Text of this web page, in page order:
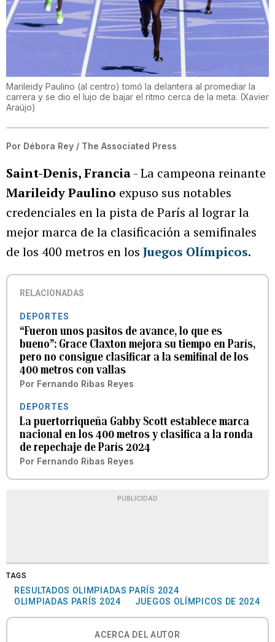
Marileidy Paulino (al centro) tomó la delantera al promediar la
carrera y se dio el lujo de bajar el ritmo cerca de la meta. (Xavier
Araújo)
Por Débora Rey / The Associated Press
Saint-Denis, Francia- La campeona reinante
Marileidy Paulino expuso sus notables
credenciales en la pista de París al lograr la
mejor marca de la clasificación a semifinales
de los 400 metros en los Juegos Olímpicos.
RELACIONADAS
DEPORTES
“Fueron unos pasitos de avance, lo que es
bueno”: Grace Claxton mejora su tiempo en París,
pero no consigue clasificar a la semifinal de los
400 metros con vallas
Por Fernando Ribas Reyes
DEPORTES
La puertorriqueña Gabby Scott establece marca
nacional en los 400 metros y clasifica a la ronda
de repechaje de París 2024
Por Fernando Ribas Reyes
PUBLICIDAD
TAGS
RESULTADOS OLIMPIADAS PARÍS 2024
OLIMPIADAS PARÍS 2024
JUEGOS OLÍMPICOS DE 2024
ACERCA DEL AUTOR